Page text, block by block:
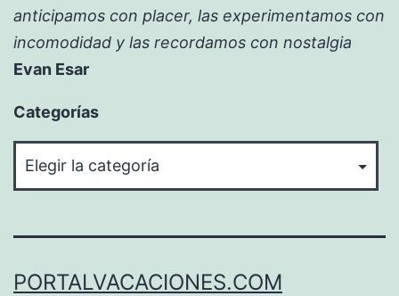
anticipamos con placer, las experimentamos con
incomodidad y las recordamos con nostalgia
Evan Esar
Categorías
PORTALVACACIONES.COM